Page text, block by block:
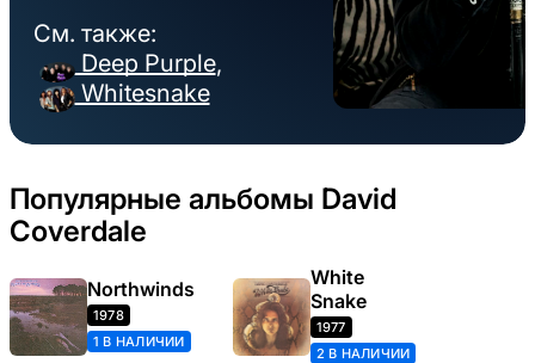
См. также:
Deep Purple,
Whitesnake
Популярные альбомы David
Coverdale
Northwinds
1978
1 В НАЛИЧИИ
White
Snake
1977
2 В НАЛИЧИИ